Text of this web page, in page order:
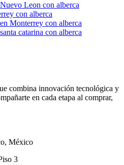
Leon con alberca
con alberca
Monterrey con alberca
catarina con alberca
combina innovación tecnológica y
en cada etapa al comprar,
México
3